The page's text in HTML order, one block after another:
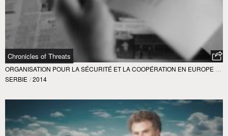
Chronicles of Threats
SERBIE / 2014